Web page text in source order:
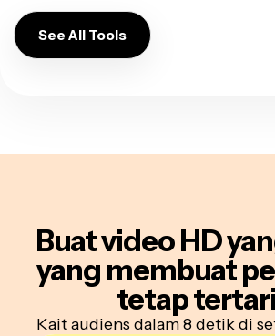
See All Tools
Buat video HD
yang membuat
tetap
Kait audiens dalam 8 detik di